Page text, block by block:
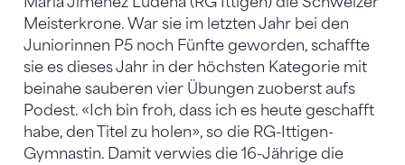
Meisterkrone. War sie im letzten Jahr bei den
Juniorinnen P5 noch Fünfte geworden, schaffte
sie es dieses Jahr in der höchsten Kategorie mit
beinahe sauberen vier Übungen zuoberst aufs
Podest. «Ich bin froh, dass ich es heute geschafft
habe, den Titel zu holen», so die RG-Ittigen-
Gymnastin. Damit verwies die 16-Jährige die